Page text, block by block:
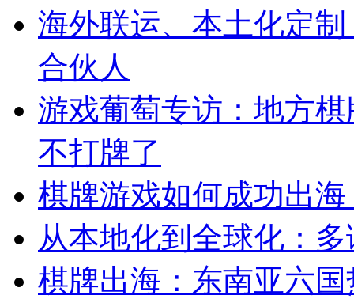
海外联运、本土化定
合伙人
游戏葡萄专访：地方
不打牌了
棋牌游戏如何成功出
从本地化到全球化：
棋牌出海：东南亚六